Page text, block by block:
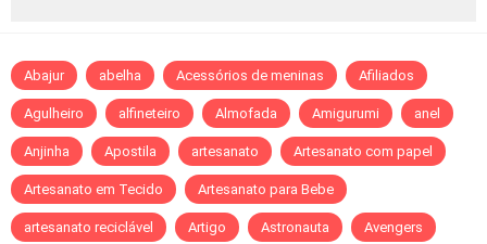
Abajur abelha Acessórios de meninas Afiliados
Agulheiro alfineteiro Almofada Amigurumi anel
Anjinha Apostila artesanato Artesanato com papel
Artesanato em Tecido Artesanato para Bebe
artesanato reciclável Artigo Astronauta Avengers